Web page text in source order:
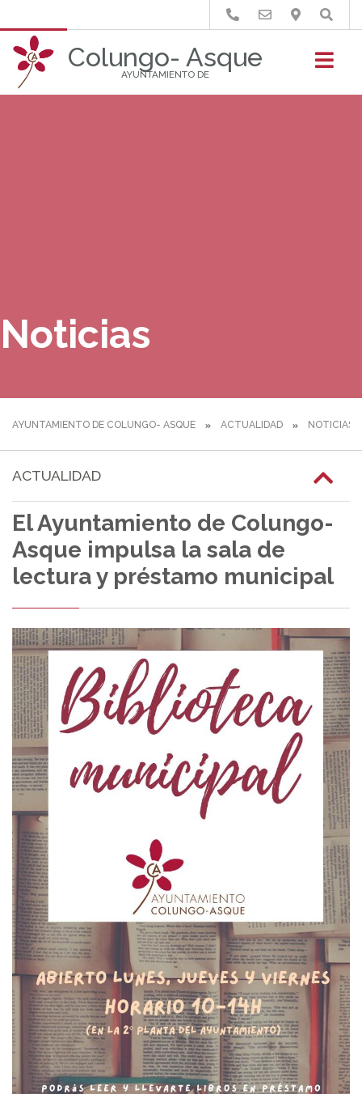
Colungo- Asque
AYUNTAMIENTO DE
Buscar
Noticias
AYUNTAMIENTO DE COLUNGO- ASQUE ACTUALIDAD NOTICIAS
ACTUALIDAD
El Ayuntamiento de Colungo-
Asque impulsa la sala de
lectura y préstamo municipal